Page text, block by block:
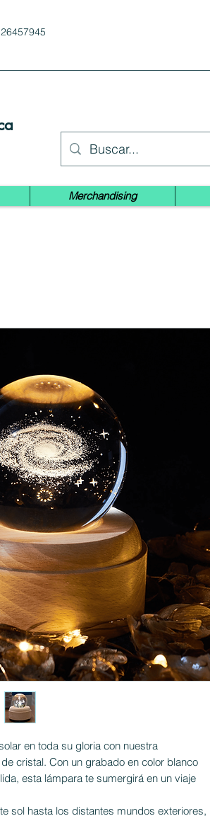
Merchandising
en toda su gloria con nuestra
cristal. Con un grabado en color blanco
esta lámpara te sumergirá en un viaje
sol hasta los distantes mundos exteriores,